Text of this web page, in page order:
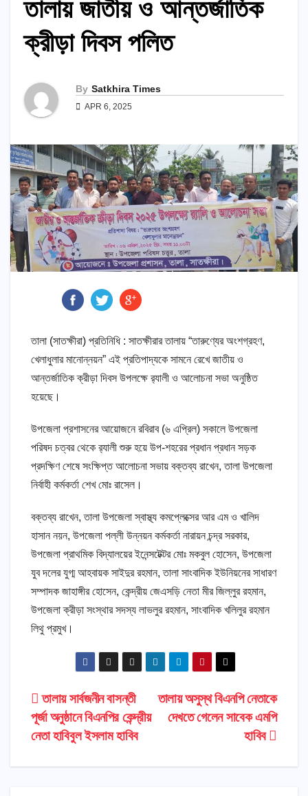
তালায় জাতীয় ও আন্তর্জাতিক
ক্রীড়া দিবস পলিত
By Satkhira Times
APR 6, 2025
তালা (সাতক্ষীরা) প্রতিনিধি : সাতক্ষীরার তালায় “তারুণ্যের অংশগ্রহণ,
খেলাধুলার মানোন্নয়ন” এই প্রতিপাদ্যকে সামনে রেখে জাতীয় ও
আন্তর্জাতিক ক্রীড়া দিবস উপলক্ষে র‌্যালী ও আলোচনা সভা অনুষ্ঠিত
হয়েছে।
উপজেলা প্রশাসনের আয়োজনে রবিরাব (৬ এপ্রিল) সকালে উপজেলা
পরিষদ চত্বর থেকে র‌্যালী শুরু হয়ে উপ-শহরের প্রধান প্রধান সড়ক
প্রদক্ষিণ শেষে সংক্ষিপ্ত আলোচনা সভায় বক্তব্য রাখেন, তালা উপজেলা
নির্বাহী কর্মকর্তা শেখ মোঃ রাসেল।
বক্তব্য রাখেন, তালা উপজেলা স্বাস্থ্য কমপ্লেক্সের আর এম ও খালিদ
হাসান নয়ন, উপজেলা পল্লী উন্নয়ন কর্মকর্তা নারায়ন চন্দ্র সরকার,
উপজেলা প্রাথমিক বিদ্যালয়ের ইনেন্সটেক্টর মোঃ মকবুল হোসেন, উপজেলা
যুব দলের যুগ্ম আহবায়ক সাইদুর রহমান, তালা সাংবাদিক ইউনিয়নের সাধারণ
সম্পাদক জাহাঙ্গীর হোসেন, কেন্দ্রীয় জেএসড়ি নেতা মীর জিল্লুর রহমান,
উপজেলা ক্রীড়া সংস্থার সদস্য লাভলুর রহমান, সাংবাদিক খলিলুর রহমান
লিথু প্রমুখ।
Post
navigation
তালায় অসুস্থ বিএনপি নেতাকে
দেখতে গেলেন সাবেক এমপি
হাবিব
তালায় সার্বজনীন বাসন্তী
পূর্জা অনুষ্ঠানে বিএনপির কেন্দ্রীয়
নেতা হাবিবুল ইসলাম হাবিব